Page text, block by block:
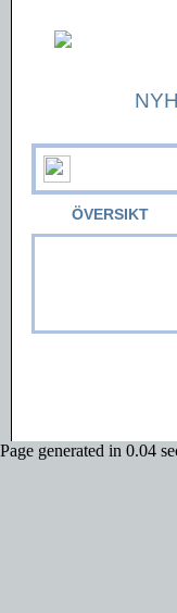
ÖVERSIKT
Page generated in 0.04